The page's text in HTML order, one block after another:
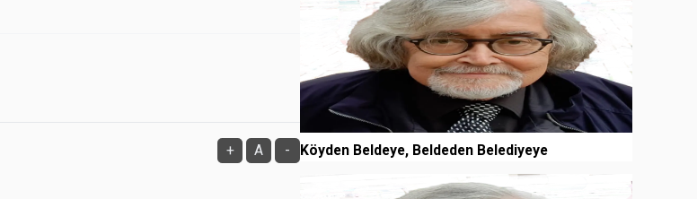
+ A - Köyden Beldeye, Beldeden Belediyeye